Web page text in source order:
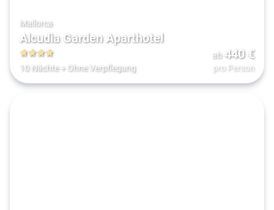
Mallorca
Alcudia Garden Aparthotel
10 Nächte+ Ohne Verpflegung
ab 440€
pro Person